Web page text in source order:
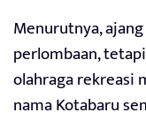
Menurutnya,
perlombaan,
olahraga rekreasi
nama Kotabaru